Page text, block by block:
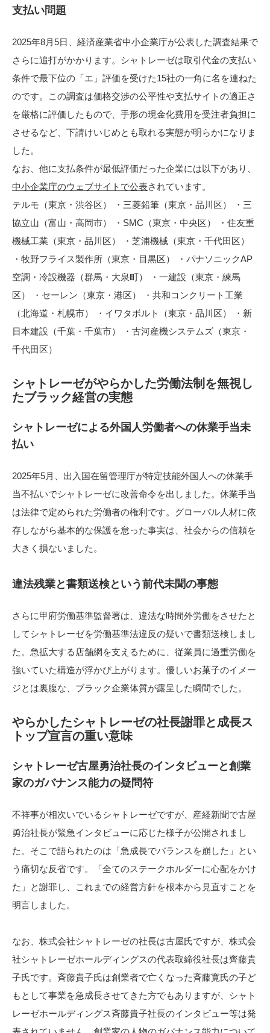
支払い問題
2025年8月5日、経済産業省中小企業庁が公表した調査結果で
さらに追打がかかります。シャトレーゼは取引代金の支払い
条件で最下位の「エ」評価を受けた15社の一角に名を連ねた
のです。この調査は価格交渉の公平性や支払サイトの適正さ
を厳格に評価したもので、手形の現金化費用を受注者負担に
させるなど、下請けいじめとも取れる実態が明らかになりま
した。
なお、他に支払条件が最低評価だった企業には以下があり、
中小企業庁のウェブサイトで公表されています。
テルモ（東京・渋谷区） ・三菱鉛筆（東京・品川区） ・三
協立山（富山・高岡市） ・SMC（東京・中央区） ・住友重
機械工業（東京・品川区） ・芝浦機械（東京・千代田区）
・牧野フライス製作所（東京・目黒区） ・パナソニックAP
空調・冷設機器（群馬・大泉町） ・一建設（東京・練馬
区） ・セーレン（東京・港区） ・共和コンクリート工業
（北海道・札幌市） ・イワタボルト（東京・品川区） ・新
日本建設（千葉・千葉市） ・古河産機システムズ（東京・
千代田区）
シャトレーゼがやらかした労働法制を無視し
たブラック経営の実態
シャトレーゼによる外国人労働者への休業手当未
払い
2025年5月、出入国在留管理庁が特定技能外国人への休業手
当不払いでシャトレーゼに改善命令を出しました。休業手当
は法律で定められた労働者の権利です。グローバル人材に依
存しながら基本的な保護を怠った事実は、社会からの信頼を
大きく損ないました。
違法残業と書類送検という前代未聞の事態
さらに甲府労働基準監督署は、違法な時間外労働をさせたと
してシャトレーゼを労働基準法違反の疑いで書類送検しまし
た。急拡大する店舗網を支えるために、従業員に過重労働を
強いていた構造が浮かび上がります。優しいお菓子のイメー
ジとは裏腹な、ブラック企業体質が露呈した瞬間でした。
やらかしたシャトレーゼの社長謝罪と成長ス
トップ宣言の重い意味
シャトレーゼ古屋勇治社長のインタビューと創業
家のガバナンス能力の疑問符
不祥事が相次いでいるシャトレーゼですが、産経新聞で古屋
勇治社長が緊急インタビューに応じた様子が公開されまし
た。そこで語られたのは「急成長でバランスを崩した」とい
う痛切な反省です。「全てのステークホルダーに心配をかけ
た」と謝罪し、これまでの経営方針を根本から見直すことを
明言しました。
なお、株式会社シャトレーゼの社長は古屋氏ですが、株式会
社シャトレーゼホールディングスの代表取締役社長は齊藤貴
子氏です。斉藤貴子氏は創業者で亡くなった斉藤寛氏の子ど
もとして事業を急成長させてきた方でもありますが、シャト
レーゼホールディングス斉藤貴子社長のインタビュー等は発